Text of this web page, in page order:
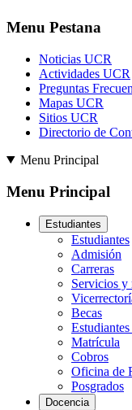
Menu Pestana
Noticias UCR
Actividades UCR
Preguntas
Mapas UCR
Sitios UCR
Directorio de
Menu Principal
Menu Principal
Estudiantes
Estudiantes
Admisión
Carreras
Servicios y
Becas
Matrícula
Cobros
Oficina de
Posgrados
Docencia